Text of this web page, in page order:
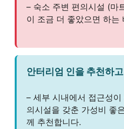
– 숙소 주변 편의시설 (마
이 조금 더 좋았으면 하는
안터리엄 인을 추천하
– 세부 시내에서 접근성
의시설을 갖춘 가성비 좋
께 추천합니다.